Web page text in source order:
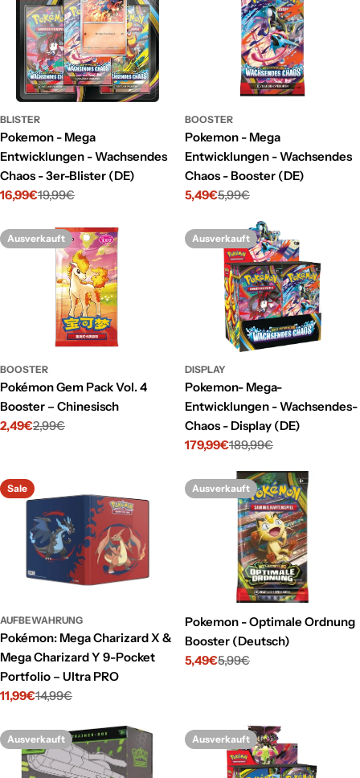
BLISTER
Pokemon - Mega
Entwicklungen - Wachsendes
Chaos - 3er-Blister (DE)
Verkaufspreis
16,99€
Regulärer19,99€
BOOSTER
Pokemon - Mega
Entwicklungen - Wachsendes
Chaos - Booster (DE)
Verkaufspreis
5,49€
Regulärer
5,99€
Ausverkauft
BOOSTER
Pokémon Gem Pack Vol. 4
Booster – Chinesisch
Verkaufspreis
2,49€
Regulärer
2,99€
Ausverkauft
DISPLAY
Pokemon- Mega-
Entwicklungen - Wachsendes-
Chaos - Display (DE)
Verkaufspreis
179,99€
Regulärer189,99€
Sale
AUFBEWAHRUNG
Pokémon: Mega Charizard X &
Mega Charizard Y 9-Pocket
Portfolio – Ultra PRO
Verkaufspreis
11,99€
Regulärer
14,99€
Ausverkauft
Pokemon - Optimale Ordnung
Booster (Deutsch)
Verkaufspreis
5,49€
Regulärer
5,99€
Ausverkauft Ausverkauft